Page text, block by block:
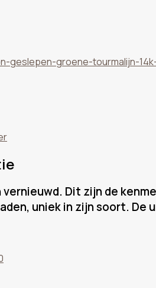
Dit zijn de
uniek in zijn soort.